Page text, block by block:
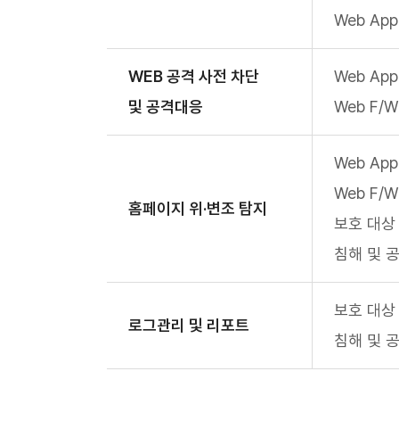
Web
WEB 공격 사전 차단
및 공격대응
Web
Web F/
홈페이지 위·변조 탐지
Web
Web F/
보호 대
침해 및
로그관리 및 리포트
보호 대
침해 및